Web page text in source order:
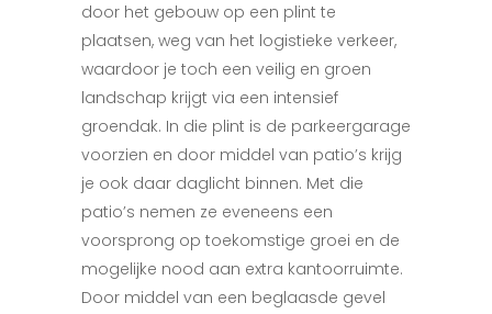
door het gebouw op een plint te
plaatsen, weg van het logistieke verkeer,
waardoor je toch een veilig en groen
landschap krijgt via een intensief
groendak. In die plint is de parkeergarage
voorzien en door middel van patio’s krijg
je ook daar daglicht binnen. Met die
patio’s nemen ze eveneens een
voorsprong op toekomstige groei en de
mogelijke nood aan extra kantoorruimte.
Door middel van een beglaasde gevel